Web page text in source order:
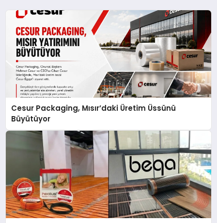
Cesur Packaging, Mısır’daki Üretim Üssünü
Büyütüyor